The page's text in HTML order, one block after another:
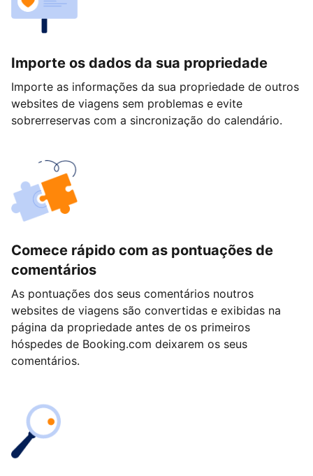
Importe os dados da sua propriedade
Importe as informações da sua propriedade de outros
websites de viagens sem problemas e evite
sobrerreservas com a sincronização do calendário.
Comece rápido com as pontuações de
comentários
As pontuações dos seus comentários noutros
websites de viagens são convertidas e exibidas na
página da propriedade antes de os primeiros
hóspedes de Booking.com deixarem os seus
comentários.